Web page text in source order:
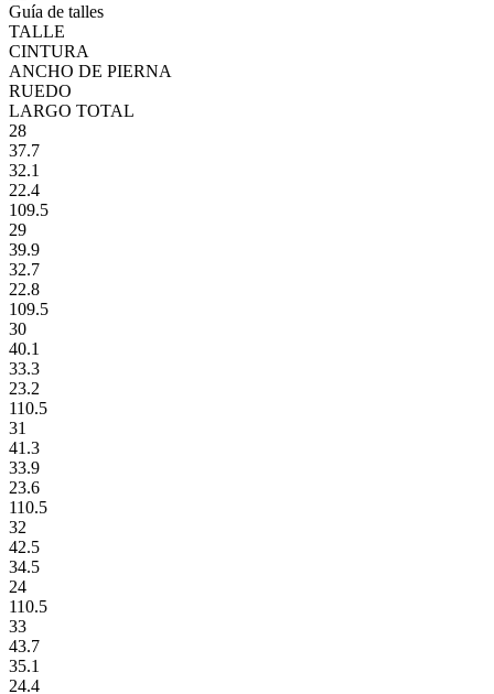
Guía de talles
TALLE
CINTURA
ANCHO DE PIERNA
RUEDO
LARGO TOTAL
28
37.7
32.1
22.4
109.5
29
39.9
32.7
22.8
109.5
30
40.1
33.3
23.2
110.5
31
41.3
33.9
23.6
110.5
32
42.5
34.5
24
110.5
33
43.7
35.1
24.4